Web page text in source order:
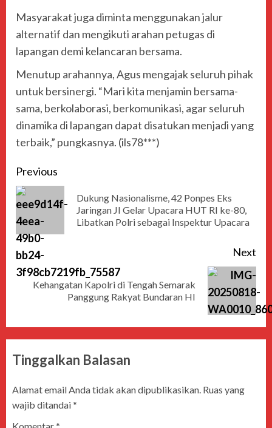
Masyarakat juga diminta menggunakan jalur
alternatif dan mengikuti arahan petugas di
lapangan demi kelancaran bersama.
Menutup arahannya, Agus mengajak seluruh pihak
untuk bersinergi. “Mari kita menjamin bersama-
sama, berkolaborasi, berkomunikasi, agar seluruh
dinamika di lapangan dapat disatukan menjadi yang
terbaik,” pungkasnya. (ils78***)
Previous
Dukung Nasionalisme, 42 Ponpes Eks
Jaringan JI Gelar Upacara HUT RI ke-80,
Libatkan Polri sebagai Inspektur Upacara
Next
Kehangatan Kapolri di Tengah Semarak
Panggung Rakyat Bundaran HI
Tinggalkan Balasan
Alamat email Anda tidak akan dipublikasikan. Ruas yang
wajib ditandai*